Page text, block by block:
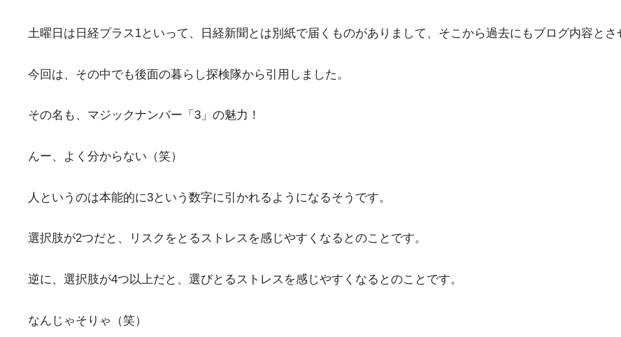
土曜日は日経プラス1といって、日経新聞とは別紙で届くものがありまして、そこから過去にもブログ内容とさ
今回は、その中でも後面の暮らし探検隊から引用しました。
その名も、マジックナンバー「3」の魅力！
んー、よく分からない（笑）
人というのは本能的に3という数字に引かれるようになるそうです。
選択肢が2つだと、リスクをとるストレスを感じやすくなるとのことです。
逆に、選択肢が4つ以上だと、選びとるストレスを感じやすくなるとのことです。
なんじゃそりゃ（笑）